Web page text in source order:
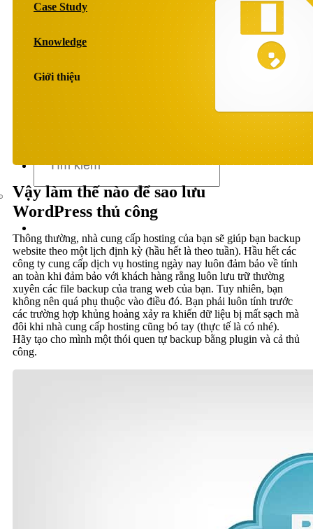
Dịch vụ chăm sóc website
Case Study
Knowledge
Giới thiệu
Giới thiệu
Tin tức
Sự kiện
Liên hệ
Vậy làm thế nào để sao lưu
WordPress thủ công
Thông thường, nhà cung cấp hosting của bạn sẽ giúp bạn backup
website theo một lịch định kỳ (hầu hết là theo tuần). Hầu hết các
công ty cung cấp dịch vụ hosting ngày nay luôn đảm bảo về tính
an toàn khi đảm bảo với khách hàng rằng luôn lưu trữ thường
xuyên các file backup của trang web của bạn. Tuy nhiên, bạn
không nên quá phụ thuộc vào điều đó. Bạn phải luôn tính trước
các trường hợp khủng hoảng xảy ra khiến dữ liệu bị mất sạch mà
đôi khi nhà cung cấp hosting cũng bó tay (thực tế là có nhé).
Hãy tạo cho mình một thói quen tự backup bằng plugin và cả thủ
công.